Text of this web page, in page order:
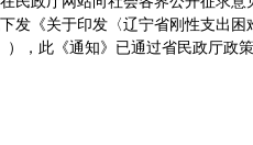
发《关于印发〈辽宁省刚性支出
），此《通知》已通过省民政厅政